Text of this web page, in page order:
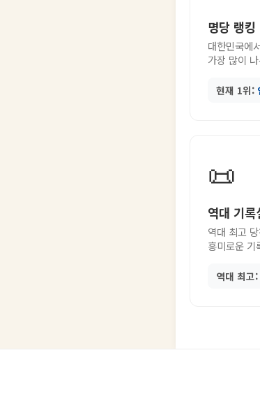
명당 랭
대한민국에
가장 많이
현재 1위:
📜
역대 기록
역대 최고
흥미로운 기
역대 최고: